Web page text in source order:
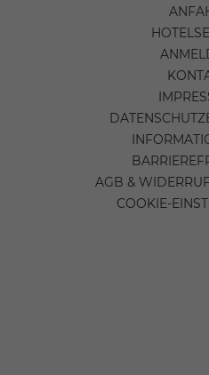
AGB &
COOKIE-